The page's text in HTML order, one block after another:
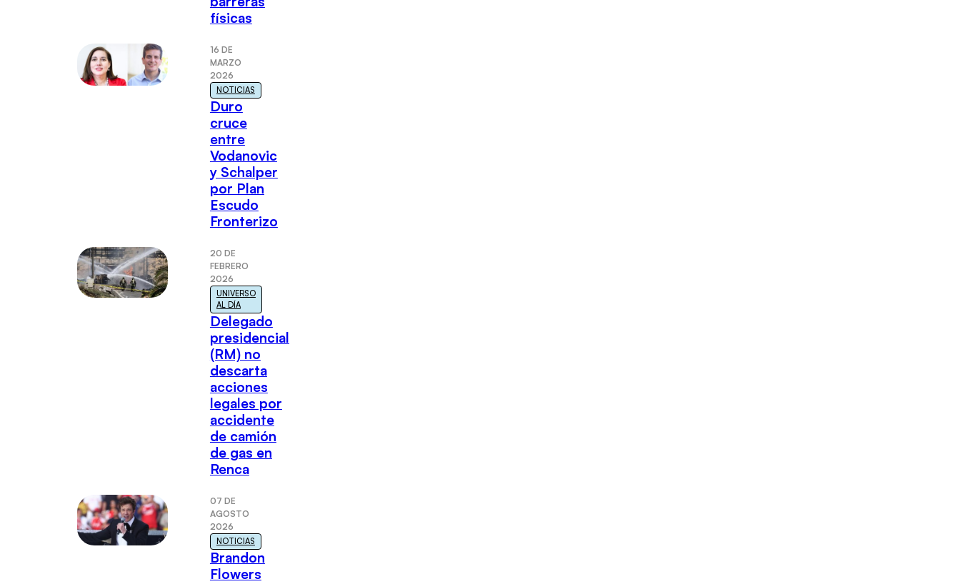
físicas
16 DE
MARZO
2026
NOTICIAS
Duro
cruce
entre
Vodanovic
y Schalper
por Plan
Escudo
Fronterizo
20 DE
FEBRERO
2026
UNIVERSO
AL DÍA
Delegado
presidencial
(RM) no
descarta
acciones
legales por
accidente
de camión
de gas en
Renca
07 DE
AGOSTO
2026
NOTICIAS
Brandon
Flowers